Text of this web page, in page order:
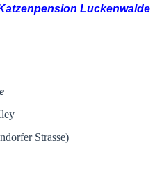
Luckenwalde
Strasse)